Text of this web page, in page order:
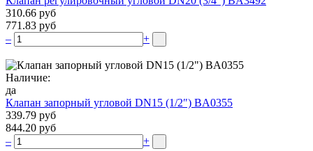
310.66 руб
771.83 руб
–
+
Наличие:
да
Клапан запорный угловой DN15 (1/2″) BA0355
339.79 руб
844.20 руб
–
+